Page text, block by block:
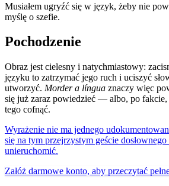
Musiałem ugryźć się w język, żeby nie
myślę o szefie.
Pochodzenie
Obraz jest cielesny i natychmiastowy:
języku to zatrzymać jego ruch i uciszyć
utworzyć. Morder a língua znaczy więc
się już zaraz powiedzieć — albo, po fakcie,
tego cofnąć.
Wyrażenie nie ma jednego
się na tym przejrzystym geście
unieruchomić.
Załóż darmowe konto, aby przeczytać